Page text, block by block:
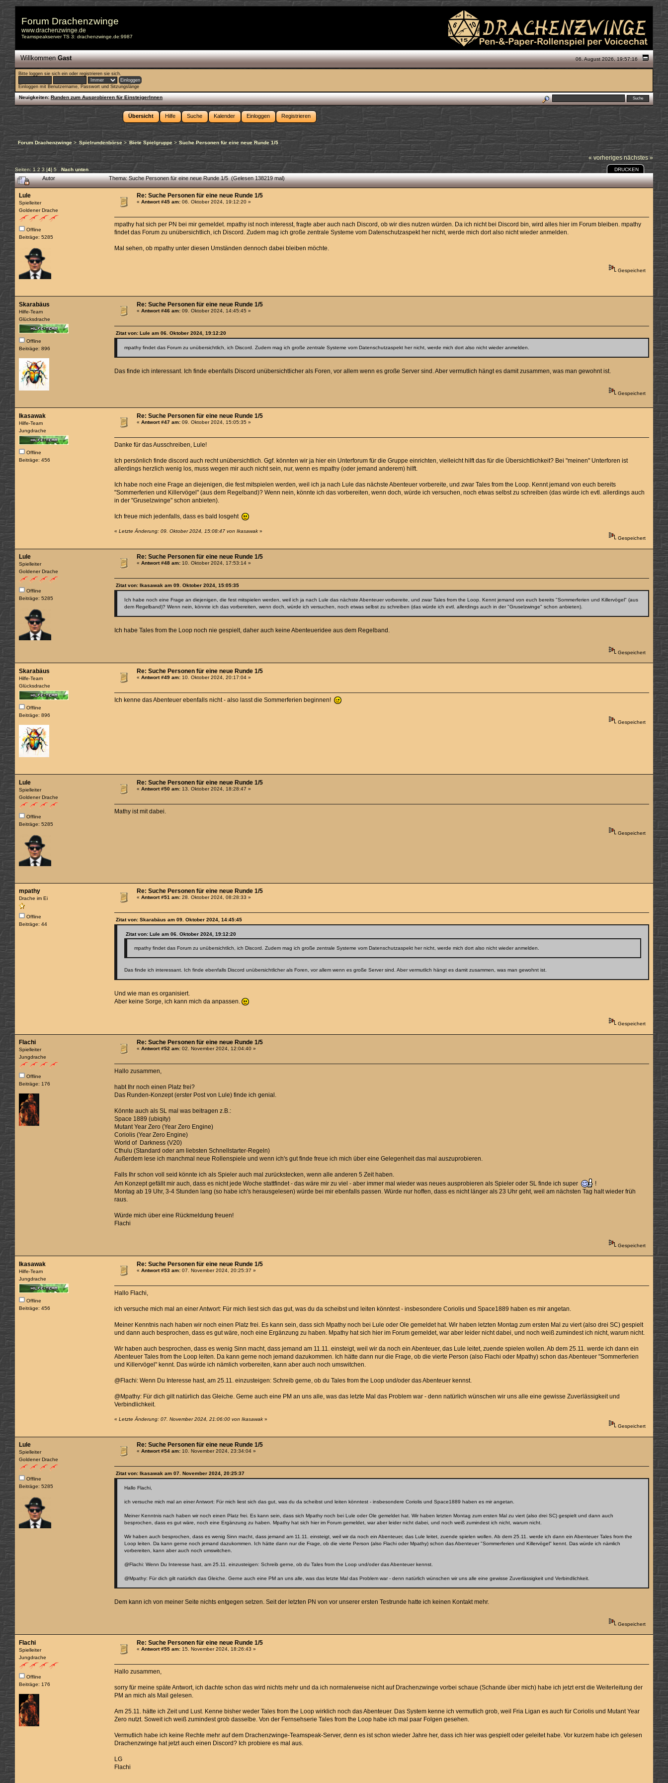
Forum Drachenzwinge
www.drachenzwinge.de
Teamspeakserver TS 3: drachenzwinge.de:9987
06. August 2026, 19:57:16
WillkommenGast
Bitte loggen sie sich ein oderregistrieren sie sich.
Einloggen mit Benutzername, Passwort und Sitzungslänge
Neuigkeiten: Runden zum Ausprobieren für EinsteigerInnen
Übersicht Hilfe Suche Kalender Einloggen Registrieren
Forum Drachenzwinge > Spielrundenbörse> Biete Spielgruppe> Suche Personen für eine neue Runde 1/5
« vorheriges nächstes »
Seiten: 1 2 3 [4]5 Nach unten DRUCKEN
Autor Thema: Suche Personen für eine neue Runde 1/5 (Gelesen 138219 mal)
Lule
Spielleiter
Goldener Drache
Offline
Beiträge: 5285
Re: Suche Personen für eine neue Runde 1/5
«Antwort #45 am: 06. Oktober 2024, 19:12:20 »
mpathy hat sich per PN bei mir gemeldet. mpathy ist noch interesst, fragte aber auch nach Discord, ob wir dies nutzen würden. Da ich nicht bei Discord bin, wird alles hier im Forum bleiben. mpathy
findet das Forum zu unübersichtlich, ich Discord. Zudem mag ich große zentrale Systeme vom Datenschutzaspekt her nicht, werde mich dort also nicht wieder anmelden.
Mal sehen, ob mpathy unter diesen Umständen dennoch dabei bleiben möchte.
Gespeichert
Skarabäus
Hilfe-Team
Glücksdrache
Offline
Beiträge: 896
Re: Suche Personen für eine neue Runde 1/5
«Antwort #46 am: 09. Oktober 2024, 14:45:45 »
Zitat von: Lule am 06. Oktober 2024, 19:12:20
mpathy findet das Forum zu unübersichtlich, ich Discord. Zudem mag ich große zentrale Systeme vom Datenschutzaspekt her nicht, werde mich dort also nicht wieder anmelden.
Das finde ich interessant. Ich finde ebenfalls Discord unübersichtlicher als Foren, vor allem wenn es große Server sind. Aber vermutlich hängt es damit zusammen, was man gewohnt ist.
Gespeichert
Ikasawak
Hilfe-Team
Jungdrache
Offline
Beiträge: 456
Re: Suche Personen für eine neue Runde 1/5
«Antwort #47 am: 09. Oktober 2024, 15:05:35 »
Danke für das Ausschreiben, Lule!
Ich persönlich finde discord auch recht unübersichtlich. Ggf. könnten wir ja hier ein Unterforum für die Gruppe einrichten, vielleicht hilft das für die Übersichtlichkeit? Bei "meinen" Unterforen ist
allerdings herzlich wenig los, muss wegen mir auch nicht sein, nur, wenn es mpathy (oder jemand anderem) hilft.
Ich habe noch eine Frage an diejenigen, die fest mitspielen werden, weil ich ja nach Lule das nächste Abenteuer vorbereite, und zwar Tales from the Loop. Kennt jemand von euch bereits
"Sommerferien und Killervögel" (aus dem Regelband)? Wenn nein, könnte ich das vorbereiten, wenn doch, würde ich versuchen, noch etwas selbst zu schreiben (das würde ich evtl. allerdings auch
in der "Gruselzwinge" schon anbieten).
Ich freue mich jedenfalls, dass es bald losgeht
«Letzte Änderung: 09. Oktober 2024, 15:08:47 von Ikasawak »
Gespeichert
Lule
Spielleiter
Goldener Drache
Offline
Beiträge: 5285
Re: Suche Personen für eine neue Runde 1/5
«Antwort #48 am: 10. Oktober 2024, 17:53:14 »
Zitat von: Ikasawak am 09. Oktober 2024, 15:05:35
Ich habe noch eine Frage an diejenigen, die fest mitspielen werden, weil ich ja nach Lule das nächste Abenteuer vorbereite, und zwar Tales from the Loop. Kennt jemand von euch bereits "Sommerferien und Killervögel" (aus
dem Regelband)? Wenn nein, könnte ich das vorbereiten, wenn doch, würde ich versuchen, noch etwas selbst zu schreiben (das würde ich evtl. allerdings auch in der "Gruselzwinge" schon anbieten).
Ich habe Tales from the Loop noch nie gespielt, daher auch keine Abenteueridee aus dem Regelband.
Gespeichert
Skarabäus
Hilfe-Team
Glücksdrache
Offline
Beiträge: 896
Re: Suche Personen für eine neue Runde 1/5
«Antwort #49 am: 10. Oktober 2024, 20:17:04 »
Ich kenne das Abenteuer ebenfalls nicht - also lasst die Sommerferien beginnen!
Gespeichert
Lule
Spielleiter
Goldener Drache
Offline
Beiträge: 5285
Re: Suche Personen für eine neue Runde 1/5
«Antwort #50 am: 13. Oktober 2024, 18:28:47 »
Mathy ist mit dabei.
Gespeichert
mpathy
Drache im Ei
Offline
Beiträge: 44
Re: Suche Personen für eine neue Runde 1/5
«Antwort #51 am: 28. Oktober 2024, 08:28:33 »
Zitat von: Skarabäus am 09. Oktober 2024, 14:45:45
Zitat von: Lule am 06. Oktober 2024, 19:12:20
mpathy findet das Forum zu unübersichtlich, ich Discord. Zudem mag ich große zentrale Systeme vom Datenschutzaspekt her nicht, werde mich dort also nicht wieder anmelden.
Das finde ich interessant. Ich finde ebenfalls Discord unübersichtlicher als Foren, vor allem wenn es große Server sind. Aber vermutlich hängt es damit zusammen, was man gewohnt ist.
Und wie man es organisiert.
Aber keine Sorge, ich kann mich da anpassen.
Gespeichert
Flachi
Spielleiter
Jungdrache
Offline
Beiträge: 176
Re: Suche Personen für eine neue Runde 1/5
«Antwort #52 am: 02. November 2024, 12:04:40 »
Hallo zusammen,
habt Ihr noch einen Platz frei?
Das Runden-Konzept (erster Post von Lule) finde ich genial.
Könnte auch als SL mal was beitragen z.B.:
Space 1889 (ubiqity)
Mutant Year Zero (Year Zero Engine)
Coriolis (Year Zero Engine)
World of Darkness (V20)
Cthulu (Standard oder am liebsten Schnellstarter-Regeln)
Außerdem lese ich manchmal neue Rollenspiele und wenn ich's gut finde freue ich mich über eine Gelegenheit das mal auszuprobieren.
Falls Ihr schon voll seid könnte ich als Spieler auch mal zurückstecken, wenn alle anderen 5 Zeit haben.
Am Konzept gefällt mir auch, dass es nicht jede Woche stattfindet - das wäre mir zu viel - aber immer mal wieder was neues ausprobieren als Spieler oder SL finde ich super
!
Montag ab 19 Uhr, 3-4 Stunden lang (so habe ich's herausgelesen) würde bei mir ebenfalls passen. Würde nur hoffen, dass es nicht länger als 23 Uhr geht, weil am nächsten Tag halt wieder früh
raus.
Würde mich über eine Rückmeldung freuen!
Flachi
Gespeichert
Ikasawak
Hilfe-Team
Jungdrache
Offline
Beiträge: 456
Re: Suche Personen für eine neue Runde 1/5
«Antwort #53 am: 07. November 2024, 20:25:37 »
Hallo Flachi,
ich versuche mich mal an einer Antwort: Für mich liest sich das gut, was du da scheibst und leiten könntest - insbesondere Coriolis und Space1889 haben es mir angetan.
Meiner Kenntnis nach haben wir noch einen Platz frei. Es kann sein, dass sich Mpathy noch bei Lule oder Ole gemeldet hat. Wir haben letzten Montag zum ersten Mal zu viert (also drei SC) gespielt
und dann auch besprochen, dass es gut wäre, noch eine Ergänzung zu haben. Mpathy hat sich hier im Forum gemeldet, war aber leider nicht dabei, und noch weiß zumindest ich nicht, warum nicht.
Wir haben auch besprochen, dass es wenig Sinn macht, dass jemand am 11.11. einsteigt, weil wir da noch ein Abenteuer, das Lule leitet, zuende spielen wollen. Ab dem 25.11. werde ich dann ein
Abenteuer Tales from the Loop leiten. Da kann gerne noch jemand dazukommen. Ich hätte dann nur die Frage, ob die vierte Person (also Flachi oder Mpathy) schon das Abenteuer "Sommerferien
und Killervögel" kennt. Das würde ich nämlich vorbereiten, kann aber auch noch umswitchen.
@Flachi: Wenn Du Interesse hast, am 25.11. einzusteigen: Schreib gerne, ob du Tales from the Loop und/oder das Abenteuer kennst.
@Mpathy: Für dich gilt natürlich das Gleiche. Gerne auch eine PM an uns alle, was das letzte Mal das Problem war - denn natürlich wünschen wir uns alle eine gewisse Zuverlässigkeit und
Verbindlichkeit.
«Letzte Änderung: 07. November 2024, 21:06:00 von Ikasawak »
Gespeichert
Lule
Spielleiter
Goldener Drache
Offline
Beiträge: 5285
Re: Suche Personen für eine neue Runde 1/5
«Antwort #54 am: 10. November 2024, 23:34:04 »
Zitat von: Ikasawak am 07. November 2024, 20:25:37
Hallo Flachi,
ich versuche mich mal an einer Antwort: Für mich liest sich das gut, was du da scheibst und leiten könntest - insbesondere Coriolis und Space1889 haben es mir angetan.
Meiner Kenntnis nach haben wir noch einen Platz frei. Es kann sein, dass sich Mpathy noch bei Lule oder Ole gemeldet hat. Wir haben letzten Montag zum ersten Mal zu viert (also drei SC) gespielt und dann auch
besprochen, dass es gut wäre, noch eine Ergänzung zu haben. Mpathy hat sich hier im Forum gemeldet, war aber leider nicht dabei, und noch weiß zumindest ich nicht, warum nicht.
Wir haben auch besprochen, dass es wenig Sinn macht, dass jemand am 11.11. einsteigt, weil wir da noch ein Abenteuer, das Lule leitet, zuende spielen wollen. Ab dem 25.11. werde ich dann ein Abenteuer Tales from the
Loop leiten. Da kann gerne noch jemand dazukommen. Ich hätte dann nur die Frage, ob die vierte Person (also Flachi oder Mpathy) schon das Abenteuer "Sommerferien und Killervögel" kennt. Das würde ich nämlich
vorbereiten, kann aber auch noch umswitchen.
@Flachi: Wenn Du Interesse hast, am 25.11. einzusteigen: Schreib gerne, ob du Tales from the Loop und/oder das Abenteuer kennst.
@Mpathy: Für dich gilt natürlich das Gleiche. Gerne auch eine PM an uns alle, was das letzte Mal das Problem war - denn natürlich wünschen wir uns alle eine gewisse Zuverlässigkeit und Verbindlichkeit.
Dem kann ich von meiner Seite nichts entgegen setzen. Seit der letzten PN von vor unserer ersten Testrunde hatte ich keinen Kontakt mehr.
Gespeichert
Flachi
Spielleiter
Jungdrache
Offline
Beiträge: 176
Re: Suche Personen für eine neue Runde 1/5
«Antwort #55 am: 15. November 2024, 18:26:43 »
Hallo zusammen,
sorry für meine späte Antwort, ich dachte schon das wird nichts mehr und da ich normalerweise nicht auf Drachenzwinge vorbei schaue (Schande über mich) habe ich jetzt erst die Weiterleitung der
PM an mich als Mail gelesen.
Am 25.11. hätte ich Zeit und Lust. Kenne bisher weder Tales from the Loop wirklich noch das Abenteuer. Das System kenne ich vermutlich grob, weil Fria Ligan es auch für Coriolis und Mutant Year
Zero nutzt. Soweit ich weiß zumindest grob dasselbe. Von der Fernsehserie Tales from the Loop habe ich mal paar Folgen gesehen.
Vermutlich habe ich keine Rechte mehr auf dem Drachenzwinge-Teamspeak-Server, denn es ist schon wieder Jahre her, dass ich hier was gespielt oder geleitet habe. Vor kurzem habe ich gelesen
Drachenzwinge hat jetzt auch einen Discord? Ich probiere es mal aus.
LG
Flachi